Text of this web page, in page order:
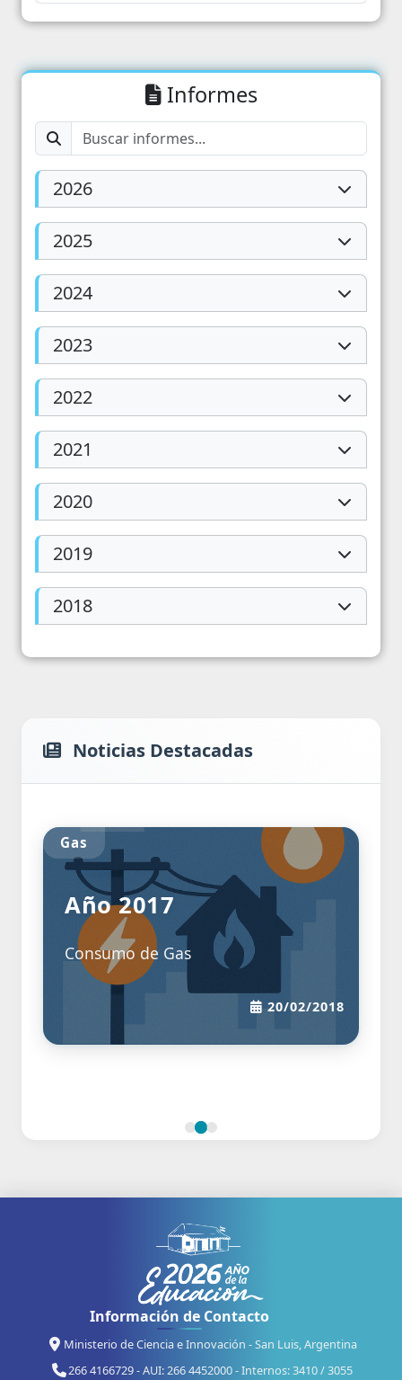
Informes
2026
2025
2024
2023
2022
2021
2020
2019
2018
Noticias Destacadas
Gas
Año 2017
Consumo de Gas
20/02/2018
Información de Contacto
Ministerio de Ciencia e Innovación - San Luis, Argentina
266 4166729 - AUI: 266 4452000 - Internos: 3410 / 3055